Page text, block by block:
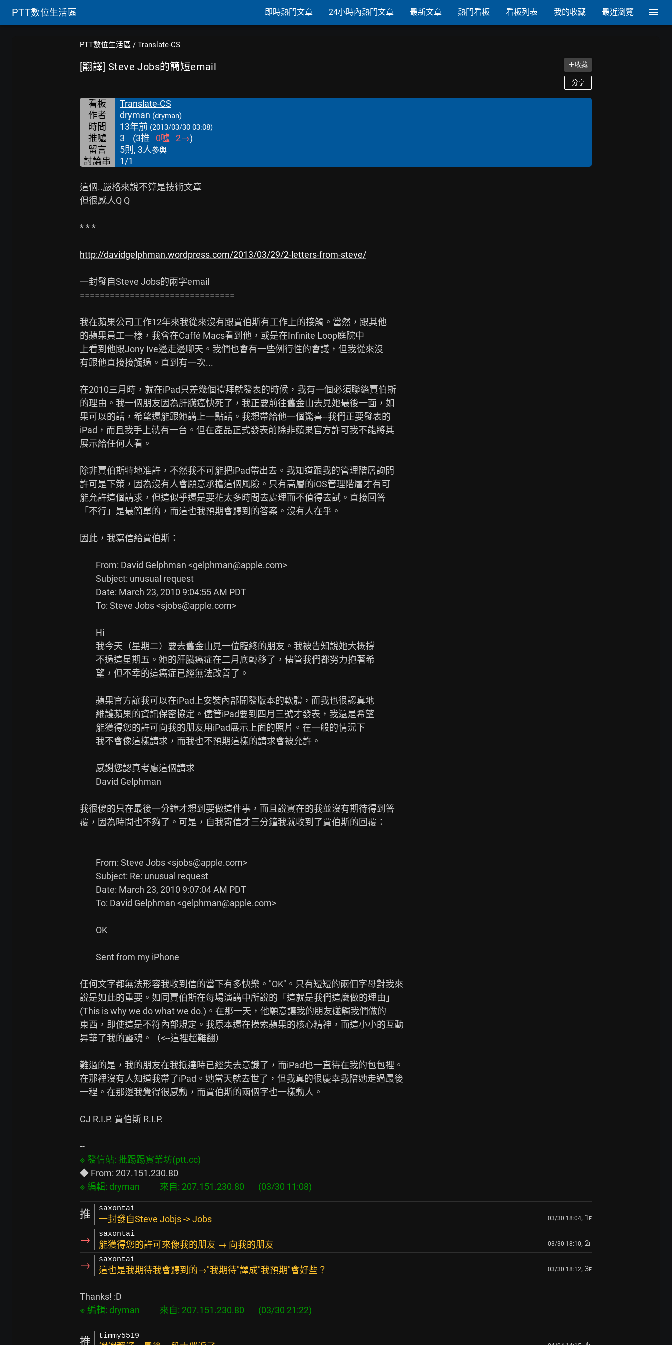
PTT數位生活區 即時熱門文章 24小時內熱門文章 最新文章 熱門看板 看板列表 我的收藏 最近瀏覽
PTT數位生活區 / Translate-CS
[翻譯] Steve Jobs的簡短email ＋收藏
分享
看板
Translate-CS
作者
dryman (dryman)
時間 13年前 (2013/03/30 03:08)
推噓 3 (3推 0噓 2→)
留言
5則, 3人參與
討論串 1/1
這個..嚴格來說不算是技術文章
但很感人Q Q
* * *
http://davidgelphman.wordpress.com/2013/03/29/2-letters-from-steve/
一封發自Steve Jobs的兩字email
===============================
我在蘋果公司工作12年來我從來沒有跟賈伯斯有工作上的接觸。當然，跟其他
的蘋果員工一樣，我會在Caffé Macs看到他，或是在Infinite Loop庭院中
上看到他跟Jony Ive邊走邊聊天。我們也會有一些例行性的會議，但我從來沒
有跟他直接接觸過。直到有一次...
在2010三月時，就在iPad只差幾個禮拜就發表的時候，我有一個必須聯絡賈伯斯
的理由。我一個朋友因為肝臟癌快死了，我正要前往舊金山去見她最後一面，如
果可以的話，希望還能跟她講上一點話。我想帶給他一個驚喜--我們正要發表的
iPad，而且我手上就有一台。但在產品正式發表前除非蘋果官方許可我不能將其
展示給任何人看。
除非賈伯斯特地准許，不然我不可能把iPad帶出去。我知道跟我的管理階層詢問
許可是下策，因為沒有人會願意承擔這個風險。只有高層的iOS管理階層才有可
能允許這個請求，但這似乎還是要花太多時間去處理而不值得去試。直接回答
「不行」是最簡單的，而這也我預期會聽到的答案。沒有人在乎。
因此，我寫信給賈伯斯：
我很傻的只在最後一分鐘才想到要做這件事，而且說實在的我並沒有期待得到答
覆，因為時間也不夠了。可是，自我寄信才三分鐘我就收到了賈伯斯的回覆：
任何文字都無法形容我收到信的當下有多快樂。"OK"。只有短短的兩個字母對我來
說是如此的重要。如同賈伯斯在每場演講中所說的「這就是我們這麼做的理由」
(This is why we do what we do.)。在那一天，他願意讓我的朋友碰觸我們做的
東西，即使這是不符內部規定。我原本還在摸索蘋果的核心精神，而這小小的互動
昇華了我的靈魂。（<--這裡超難翻）
難過的是，我的朋友在我抵達時已經失去意識了，而iPad也一直待在我的包包裡。
在那裡沒有人知道我帶了iPad。她當天就去世了，但我真的很慶幸我陪她走過最後
一程。在那邊我覺得很感動，而賈伯斯的兩個字也一樣動人。
CJ R.I.P. 賈伯斯 R.I.P.
推 saxontai
一封發自Steve Jobjs -> Jobs 03/30 18:04, 1 F
→ saxontai
能獲得您的許可來像我的朋友 → 向我的朋友 03/30 18:10, 2F
→ saxontai
這也是我期待我會聽到的→"我期待"譯成"我預期"會好些？ 03/30 18:12, 3F
推 timmy5519